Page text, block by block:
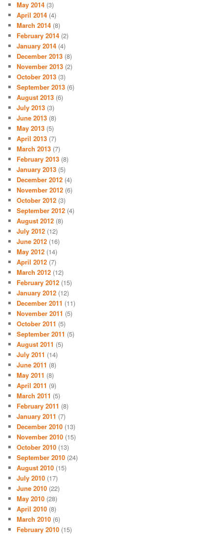
May 2014 (3)
April 2014 (4)
March 2014 (8)
February 2014 (2)
January 2014 (4)
December 2013 (8)
November 2013 (2)
October 2013 (3)
September 2013 (6)
August 2013 (6)
July 2013 (3)
June 2013 (8)
May 2013 (5)
April 2013 (7)
March 2013 (7)
February 2013 (8)
January 2013 (5)
December 2012 (4)
November 2012 (6)
October 2012 (3)
September 2012 (4)
August 2012 (8)
July 2012 (12)
June 2012 (16)
May 2012 (14)
April 2012 (7)
March 2012 (12)
February 2012 (15)
January 2012 (12)
December 2011 (11)
November 2011 (5)
October 2011 (5)
September 2011 (5)
August 2011 (5)
July 2011 (14)
June 2011 (8)
May 2011 (8)
April 2011 (9)
March 2011 (5)
February 2011 (8)
January 2011 (7)
December 2010 (13)
November 2010 (15)
October 2010 (13)
September 2010 (24)
August 2010 (15)
July 2010 (17)
June 2010 (22)
May 2010 (28)
April 2010 (8)
March 2010 (6)
February 2010 (15)